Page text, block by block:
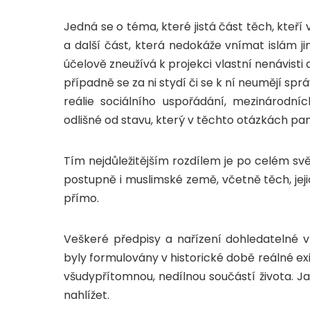
Jedná se o téma, které jistá část těch, kteří
a další část, která nedokáže vnímat islám
účelově zneužívá k projekci vlastní nenávisti
případně se za ni stydí či se k ní neumějí
reálie sociálního uspořádání,
odlišné od stavu, který v těchto otázkách
Tím nejdůležitějším rozdílem je po celém
postupně i muslimské země, včetně těch,
přímo.
byly formulovány v historické době reálné
všudypřítomnou, nedílnou součástí života.
nahlížet.